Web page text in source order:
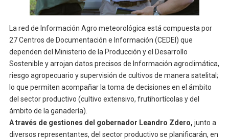
La red de Información Agro meteorológica está compuesta por
27 Centros de Documentación e Información (CEDEI) que
dependen del Ministerio de la Producción y el Desarrollo
Sostenible y arrojan datos precisos de Información agroclimática,
riesgo agropecuario y supervisión de cultivos de manera satelital;
lo que permiten acompañar la toma de decisiones en el ámbito
del sector productivo (cultivo extensivo, frutihortícolas y del
ámbito de la ganadería).
A través de gestiones del gobernador Leandro Zdero, junto a
diversos representantes, del sector productivo se planificarán, en